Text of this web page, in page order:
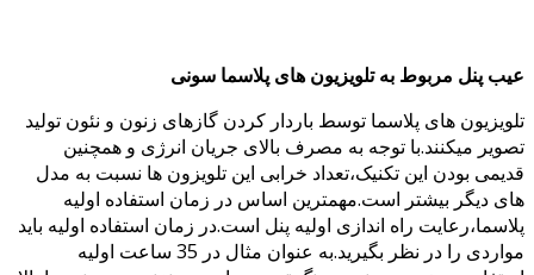
پنل مربوط به تلویزیون های پلاسماسونی
های پلاسما توسط باردار کردن گازهای زنون و نئون تولید
میکنند.با توجه به مصرف بالای جریان انرژی و همچنین
بودن این تکنیک،تعداد خرابی این تلویزون ها نسبت به مدل
دیگر بیشتر است.مهمترین اساس در زمان استفاده اولیه
راه اندازی اولیه پنل است.در زمان استفاده اولیه باید
مواردی را در نظر بگیرید.به عنوان مثال در 35 ساعت اولیه